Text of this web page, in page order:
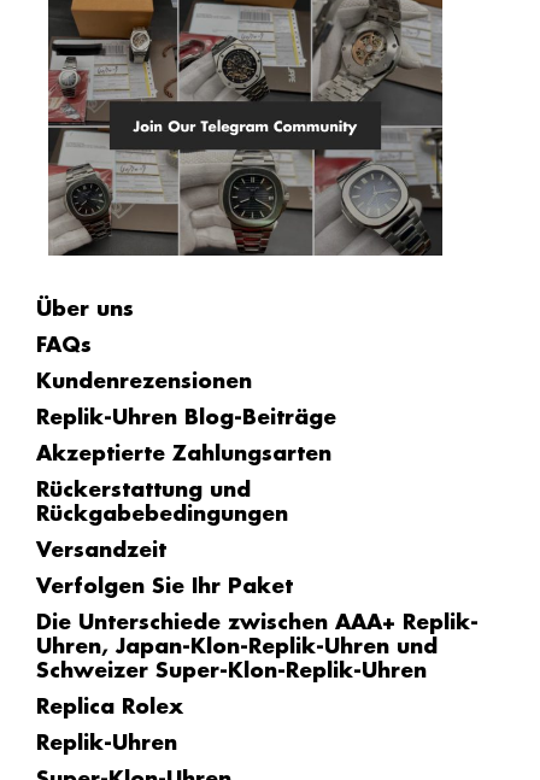
Über uns
FAQs
Kundenrezensionen
Replik-Uhren Blog-Beiträge
Akzeptierte Zahlungsarten
Rückerstattung und
Rückgabebedingungen
Versandzeit
Verfolgen Sie Ihr Paket
Die Unterschiede zwischen AAA+ Replik-
Uhren, Japan-Klon-Replik-Uhren und
Schweizer Super-Klon-Replik-Uhren
Replica Rolex
Replik-Uhren